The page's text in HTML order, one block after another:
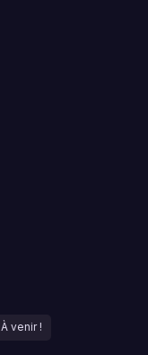
À venir !